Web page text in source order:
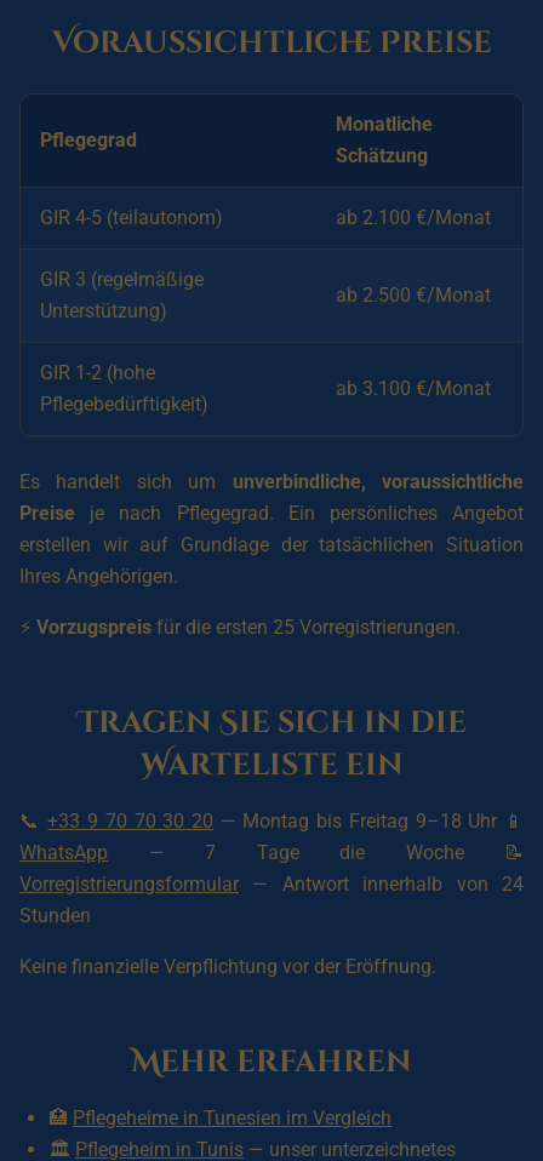
Voraussichtliche Preise
Pflegegrad
Monatliche
Schätzung
GIR 4-5 (teilautonom) ab 2.100 €/Monat
GIR 3 (regelmäßige
Unterstützung)
ab 2.500 €/Monat
GIR 1-2 (hohe
Pflegebedürftigkeit)
ab 3.100 €/Monat
Es handelt sich um unverbindliche, voraussichtliche
Preise je nach Pflegegrad. Ein persönliches Angebot
erstellen wir auf Grundlage der tatsächlichen Situation
Ihres Angehörigen.
⚡ Vorzugspreis für die ersten 25 Vorregistrierungen.
Tragen Sie sich in die
Warteliste ein
📞+33 9 70 70 30 20 — Montag bis Freitag 9–18 Uhr 📱
WhatsApp — 7 Tage die Woche 📝
Vorregistrierungsformular — Antwort innerhalb von 24
Stunden
Keine finanzielle Verpflichtung vor der Eröffnung.
Mehr erfahren
🏥 Pflegeheime in Tunesien im Vergleich
🏛️ Pflegeheim in Tunis — unser unterzeichnetes